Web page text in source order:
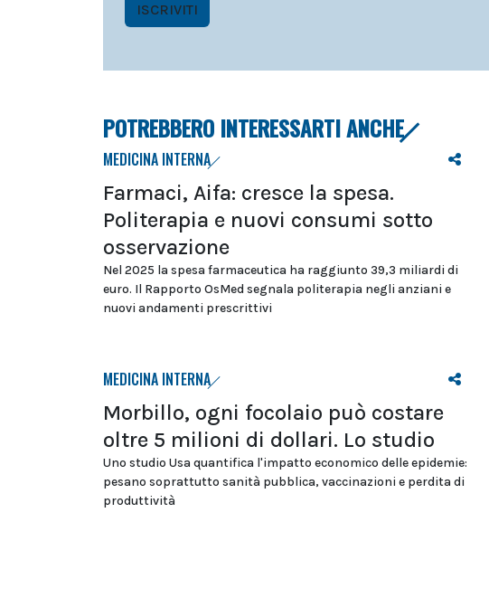
ISCRIVITI
POTREBBERO INTERESSARTI ANCHE
MEDICINA INTERNA
Farmaci, Aifa: cresce la spesa.
Politerapia e nuovi consumi sotto
osservazione
Nel 2025 la spesa farmaceutica ha raggiunto 39,3 miliardi di
euro. Il Rapporto OsMed segnala politerapia negli anziani e
nuovi andamenti prescrittivi
MEDICINA INTERNA
Morbillo, ogni focolaio può costare
oltre 5 milioni di dollari. Lo studio
Uno studio Usa quantifica l'impatto economico delle epidemie:
pesano soprattutto sanità pubblica, vaccinazioni e perdita di
produttività